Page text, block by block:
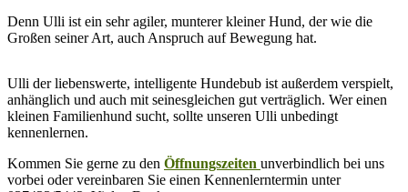
Denn Ulli ist ein sehr agiler, munterer kleiner Hund, der wie die
Großen seiner Art, auch Anspruch auf Bewegung hat.
Ulli der liebenswerte, intelligente Hundebub ist außerdem verspielt,
anhänglich und auch mit seinesgleichen gut verträglich. Wer einen
kleinen Familienhund sucht, sollte unseren Ulli unbedingt
kennenlernen.
Kommen Sie gerne zu den Öffnungszeiten unverbindlich bei uns
vorbei oder vereinbaren Sie einen Kennenlerntermin unter